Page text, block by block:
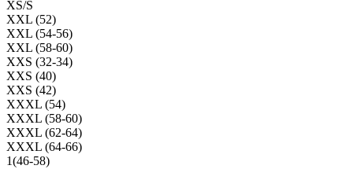
XS/S
XXL (52)
XXL (54-56)
XXL (58-60)
XXS (32-34)
XXS (40)
XXS (42)
XXXL (54)
XXXL (58-60)
XXXL (62-64)
XXXL (64-66)
1(46-58)